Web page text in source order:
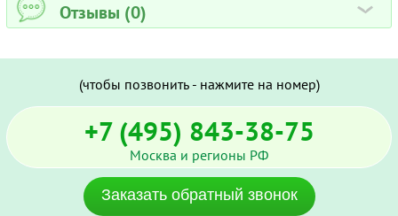
Отзывы (0) ›
(чтобы позвонить - нажмите на номер)
+7 (495) 843-38-75
Москва и регионы РФ
Заказать обратный звонок